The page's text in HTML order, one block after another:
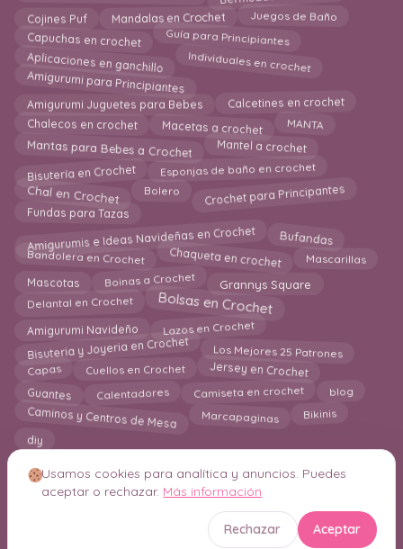
Cojines Puf Mandalas en Crochet Juegos de Baño
Capuchas en crochet Guía para Principiantes
Aplicaciones en ganchillo Individuales en crochet
Amigurumi para Principiantes
Amigurumi Juguetes para Bebes Calcetines en crochet
Chalecos en crochet Macetas a crochet MANTA
Mantas para Bebes a Crochet Mantel a crochet
Bisutería en Crochet Esponjas de baño en crochet
Chal en Crochet Bolero Crochet para Principantes
Fundas para Tazas
Amigurumis e Ideas Navideñas en Crochet Bufandas
Bandolera en Crochet Chaqueta en crochet Mascarillas
Mascotas Boinas a Crochet Grannys Square
Delantal en Crochet Bolsas en Crochet
Amigurumi Navideño Lazos en Crochet
Bisuteria y Joyeria en Crochet Los Mejores 25 Patrones
Capas Cuellos en Crochet Jersey en Crochet
Guantes Calentadores Camiseta en crochet blog
Caminos y Centros de Mesa Marcapaginas Bikinis
diy
© 2026 Crochetisimo. Todos los derechos reservados.
Usamos cookies para analítica y anuncios. Puedes
aceptar o rechazar. Más información
Rechazar Aceptar